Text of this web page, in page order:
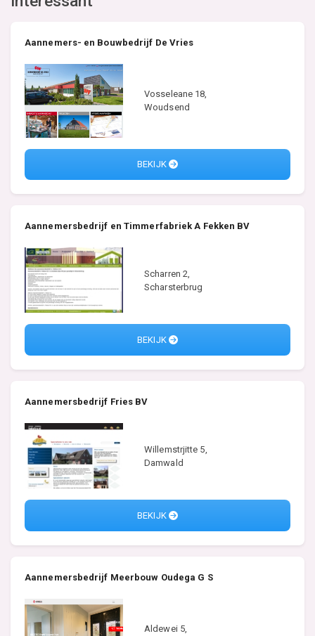
Aannemers- en Bouwbedrijf De Vries
Vosseleane 18,
Woudsend
BEKIJK
Aannemersbedrijf en Timmerfabriek A Fekken BV
Scharren 2,
Scharsterbrug
BEKIJK
Aannemersbedrijf Fries BV
Willemstrjitte 5,
Damwald
BEKIJK
Aannemersbedrijf Meerbouw Oudega G S
Aldewei 5,